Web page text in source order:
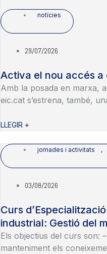
notícies
29/07/2026
Activa el nou accés a
Amb la posada en marxa,
eic.cat s’estrena, també,
LLEGIR +
jornades i activitats ,
03/08/2026
Curs
industrial: Gestió del
Els objectius del curs son:
manteniment els